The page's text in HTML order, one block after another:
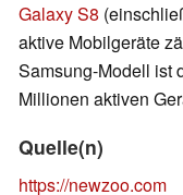
Galaxy S8
aktive Mobilgeräte
Samsung-Modell ist
Millionen aktiven
Quelle(n)
https://newzoo.com